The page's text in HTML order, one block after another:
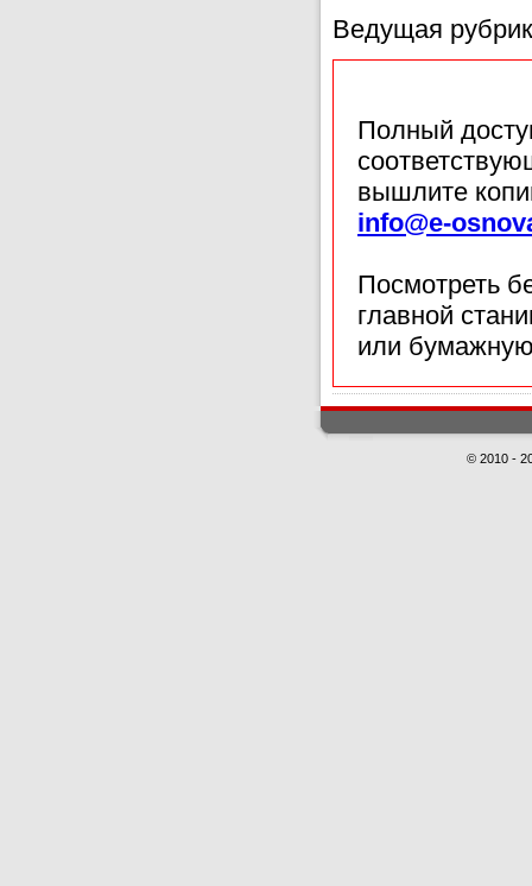
Ведущая
Полный
вышлите
info@e-
Посмотреть
главной
или
© 2010 -